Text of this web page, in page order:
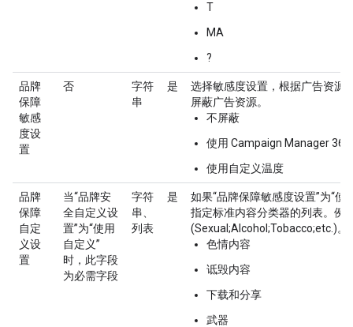
T
MA
?
品牌
保障
敏感
度设
置
否
字符
串
是
选择敏感度设置，根据广告资源
屏蔽广告资源。
不屏蔽
使用 Campaign Manager
使用自定义温度
品牌
保障
自定
义设
置
当“品牌安
全自定义设
置”为“使用
自定义”
时，此字段
为必需字段
字符
串、
列表
是
如果“品牌保障敏感度设置”为“使
指定标准内容分类器的列表。例
(Sexual;Alcohol;Tobacco;etc.)。
色情内容
诋毁内容
下载和分享
武器